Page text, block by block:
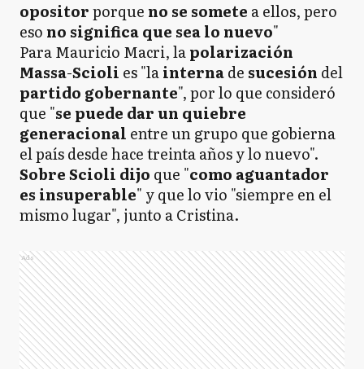
opositorporque no se somete a ellos, pero
eso no significa que sea lo nuevo"
Para Mauricio Macri, lapolarización
Massa-Scioli es "lainternade sucesión del
partido gobernante", por lo que consideró
que "se puede dar un quiebre
generacional entre un grupo que gobierna
el país desde hace treinta años y lo nuevo".
Sobre Scioli dijo que "como aguantador
es insuperable" y que lo vio "siempre en el
mismo lugar", junto a Cristina.
Ads